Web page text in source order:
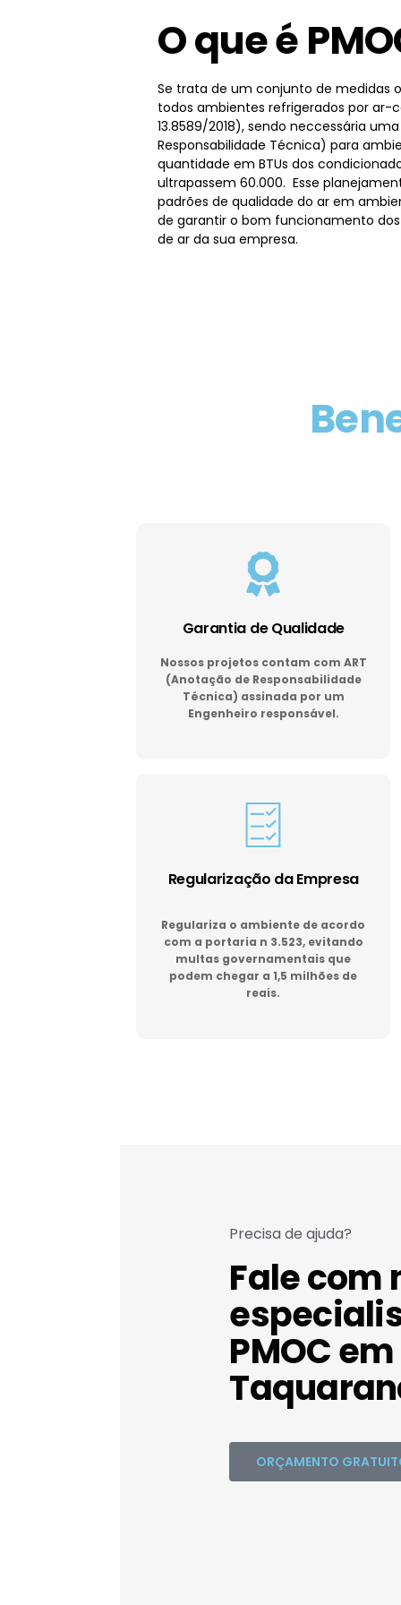
O que é
Se trata de um conjunto de medidas
todos ambientes refrigerados por ar-
13.8589/2018), sendo neccessária
Responsabilidade Técnica) para
quantidade em BTUs dos
ultrapassem 60.000. Esse
padrões de qualidade do ar em
de garantir o bom funcionamento
de ar da sua empresa.
Garantia de Qualidade
Nossos projetos contam com ART
(Anotação de Responsabilidade
Técnica) assinada por um
Engenheiro responsável.
Regularização da Empresa
Regulariza o ambiente de acordo
com a portaria n 3.523, evitando
multas governamentais que
podem chegar a 1,5 milhões de
reais.
Precisa de ajuda?
Fale com
PMOC em
ORÇAMENTO